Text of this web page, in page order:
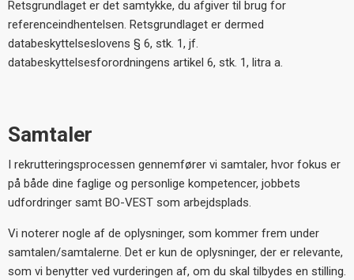
Retsgrundlaget er det samtykke, du afgiver til brug for
referenceindhentelsen. Retsgrundlaget er dermed
databeskyttelseslovens § 6, stk. 1, jf.
databeskyttelsesforordningens artikel 6, stk. 1, litra a.
Samtaler
I rekrutteringsprocessen gennemfører vi samtaler, hvor fokus er
på både dine faglige og personlige kompetencer, jobbets
udfordringer samt BO-VEST som arbejdsplads.
Vi noterer nogle af de oplysninger, som kommer frem under
samtalen/samtalerne. Det er kun de oplysninger, der er relevante,
som vi benytter ved vurderingen af, om du skal tilbydes en stilling.